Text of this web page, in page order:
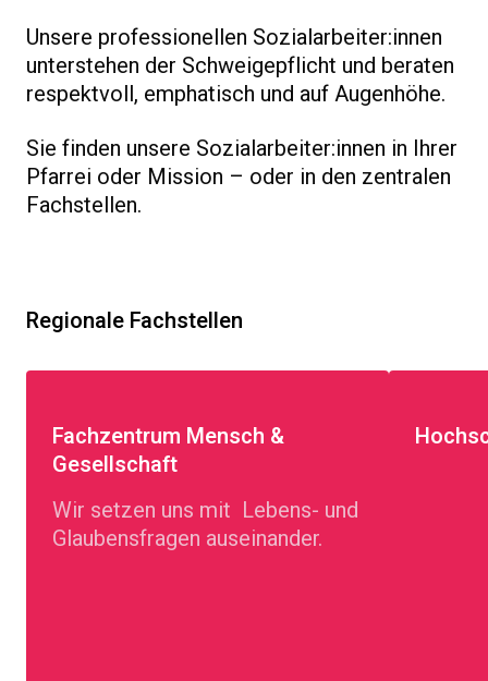
Unsere professionellen Sozialarbeiter:innen
unterstehen der Schweigepflicht und beraten
respektvoll, emphatisch und auf Augenhöhe.
Sie finden unsere Sozialarbeiter:innen in Ihrer
Pfarrei oder Mission – oder in den zentralen
Fachstellen.
Regionale Fachstellen
Fachzentrum Mensch &
Gesellschaft
Wir setzen uns mit Lebens- und
Glaubensfragen auseinander.